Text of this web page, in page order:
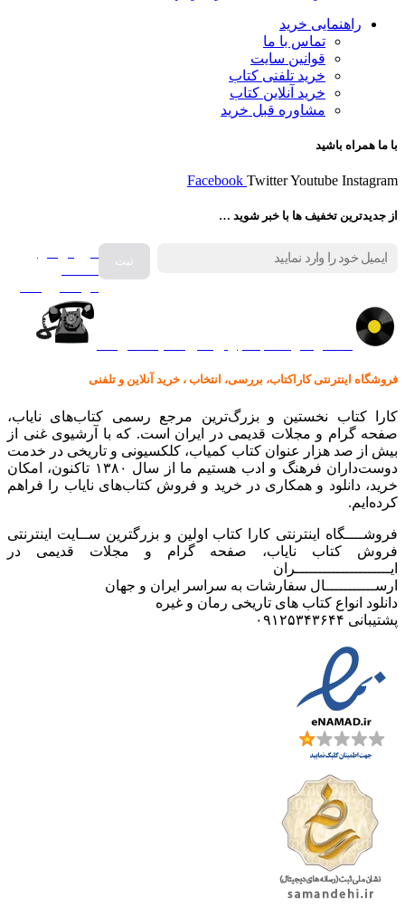
راهنمایی خرید
تماس با ما
قوانین سایت
خرید تلفنی کتاب
خرید آنلاین کتاب
مشاوره قبل خرید
با ما همراه باشید
Facebook TwitterYoutube Instagram
از جدیدترین تخفیف ها با خبر شوید …
فروش انواع
فروشگاه اینترنتی کاراکتاب، بررسی، انتخاب ، خرید آنلاین و تلفنی
کارا کتاب نخستین و بزرگ‌ترین مرجع رسمی کتاب‌های نایاب،
صفحه گرام و مجلات قدیمی در ایران است. که با آرشیوی غنی از
بیش از صد هزار عنوان کتاب کمیاب، کلکسیونی و تاریخی در خدمت
دوست‌داران فرهنگ و ادب هستیم ما از سال ۱۳۸۰ تاکنون، امکان
خرید، دانلود و همکاری در خرید و فروش کتاب‌های نایاب را فراهم
کرده‌ایم.
فروشــــگاه اینترنتی کارا کتاب اولین و بزرگترین ســایت اینترنتی
فروش کتاب نایاب، صفحه گرام و مجلات قدیمی در
ایـــــــــــــــــــــران
ارســـــــــــال سفارشات به سراسر ایران و جهان
دانلود انواع کتاب های تاریخی رمان و غیره
پشتیبانی ۰۹۱۲۵۳۴۳۶۴۴